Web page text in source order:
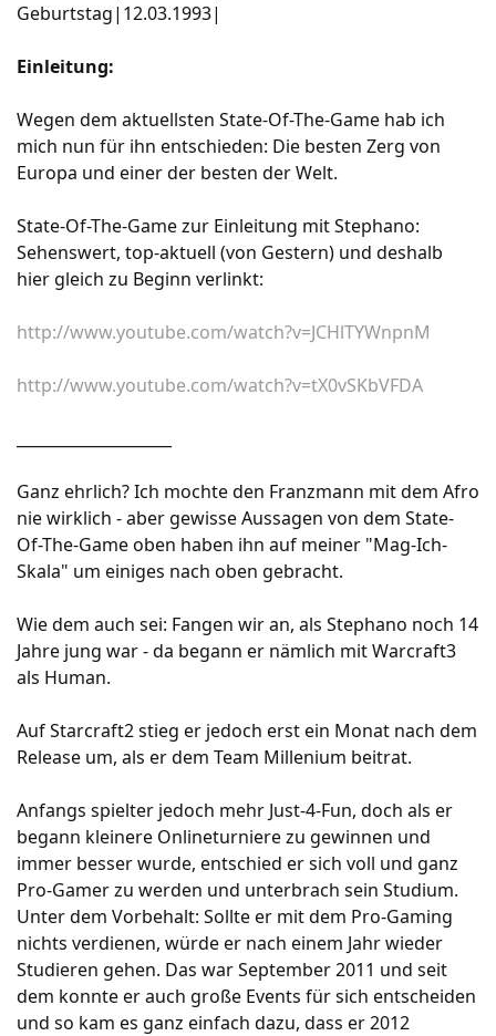
Geburtstag|12.03.1993|
Einleitung:
Wegen dem aktuellsten State-Of-The-Game hab ich
mich nun für ihn entschieden: Die besten Zerg von
Europa und einer der besten der Welt.
State-Of-The-Game zur Einleitung mit Stephano:
Sehenswert, top-aktuell (von Gestern) und deshalb
hier gleich zu Beginn verlinkt:
http://www.youtube.com/watch?v=JCHlTYWnpnM
http://www.youtube.com/watch?v=tX0vSKbVFDA
Ganz ehrlich? Ich mochte den Franzmann mit dem Afro
nie wirklich - aber gewisse Aussagen von dem State-
Of-The-Game oben haben ihn auf meiner "Mag-Ich-
Skala" um einiges nach oben gebracht.
Wie dem auch sei: Fangen wir an, als Stephano noch 14
Jahre jung war - da begann er nämlich mit Warcraft3
als Human.
Auf Starcraft2 stieg er jedoch erst ein Monat nach dem
Release um, als er dem Team Millenium beitrat.
Anfangs spielter jedoch mehr Just-4-Fun, doch als er
begann kleinere Onlineturniere zu gewinnen und
immer besser wurde, entschied er sich voll und ganz
Pro-Gamer zu werden und unterbrach sein Studium.
Unter dem Vorbehalt: Sollte er mit dem Pro-Gaming
nichts verdienen, würde er nach einem Jahr wieder
Studieren gehen. Das war September 2011 und seit
dem konnte er auch große Events für sich entscheiden
und so kam es ganz einfach dazu, dass er 2012